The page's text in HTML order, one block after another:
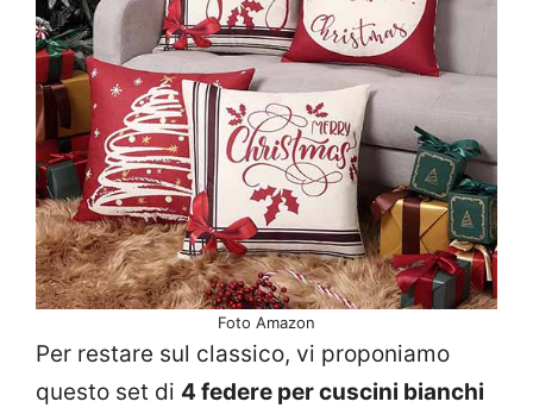
Foto Amazon
Per restare sul classico, vi proponiamo
questo set di 4 federe per cuscini bianchi